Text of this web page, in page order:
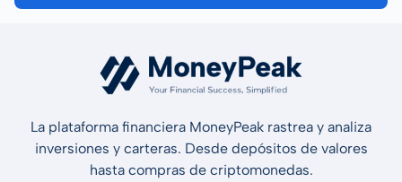
La plataforma financiera MoneyPeak rastrea y analiza
inversiones y carteras. Desde depósitos de valores
hasta compras de criptomonedas.